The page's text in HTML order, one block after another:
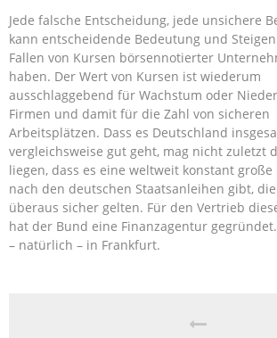
Jede falsche Entscheidung, jede unsichere
kann entscheidende Bedeutung und
Fallen von Kursen börsennotierter
haben. Der Wert von Kursen ist wiederum
ausschlaggebend für Wachstum oder
Firmen und damit für die Zahl von sicheren
Arbeitsplätzen. Dass es Deutschland
vergleichsweise gut geht, mag nicht zuletzt
liegen, dass es eine weltweit konstant große
nach den deutschen Staatsanleihen gibt,
überaus sicher gelten. Für den Vertrieb
hat der Bund eine Finanzagentur
– natürlich – in Frankfurt.